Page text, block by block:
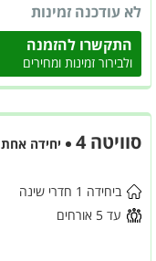
מזגן
ארונות לאחסון
שידות לאחסון
חדר רחצה פרטי
לא עודכנה זמינות
התקשרו להזמנה
ולבירור זמינות ומחירים
סוויטה 4 יחידה אחת
ביחידה 1 חדרי שינה
עד 5 אורחים